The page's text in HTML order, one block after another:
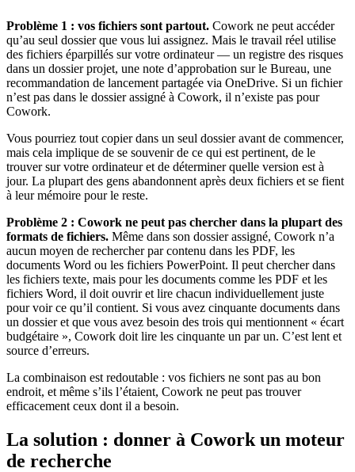
Problème 1 : vos fichiers sont partout. Cowork ne peut accéder
qu’au seul dossier que vous lui assignez. Mais le travail réel utilise
des fichiers éparpillés sur votre ordinateur — un registre des risques
dans un dossier projet, une note d’approbation sur le Bureau, une
recommandation de lancement partagée via OneDrive. Si un fichier
n’est pas dans le dossier assigné à Cowork, il n’existe pas pour
Cowork.
Vous pourriez tout copier dans un seul dossier avant de commencer,
mais cela implique de se souvenir de ce qui est pertinent, de le
trouver sur votre ordinateur et de déterminer quelle version est à
jour. La plupart des gens abandonnent après deux fichiers et se fient
à leur mémoire pour le reste.
Problème 2 : Cowork ne peut pas chercher dans la plupart des
formats de fichiers. Même dans son dossier assigné, Cowork n’a
aucun moyen de rechercher par contenu dans les PDF, les
documents Word ou les fichiers PowerPoint. Il peut chercher dans
les fichiers texte, mais pour les documents comme les PDF et les
fichiers Word, il doit ouvrir et lire chacun individuellement juste
pour voir ce qu’il contient. Si vous avez cinquante documents dans
un dossier et que vous avez besoin des trois qui mentionnent « écart
budgétaire », Cowork doit lire les cinquante un par un. C’est lent et
source d’erreurs.
La combinaison est redoutable : vos fichiers ne sont pas au bon
endroit, et même s’ils l’étaient, Cowork ne peut pas trouver
efficacement ceux dont il a besoin.
La solution : donner à Cowork un moteur
de recherche